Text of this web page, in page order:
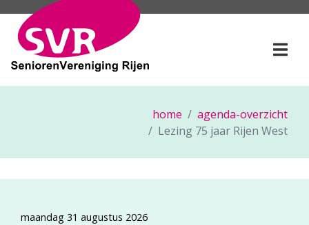
home
agenda-overzicht
Lezing 75 jaar Rijen West
maandag 31 augustus 2026